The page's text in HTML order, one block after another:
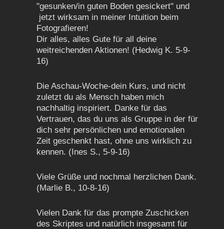
"gesunken/in guten Boden gesickert" und
jetzt wirksam in meiner Intuition beim
Fotografieren!
Dir alles, alles Gute für all deine
weitreichenden Aktionen! (Hedwig K. 5-9-
16)
Die Aschau-Woche-dein Kurs, und nicht
zuletzt du als Mensch haben mich
nachhaltig inspiriert. Danke für das
Vertrauen, das du uns als Gruppe in der für
dich sehr persönlichen und emotionalen
Zeit geschenkt hast, ohne uns wirklich zu
kennen. (Ines S., 5-9-16)
Viele Grüße und nochmal herzlichen Dank.
(Marlie B., 10-8-16)
Vielen Dank für das prompte Zuschicken
des Skriptes und natürlich insgesamt für